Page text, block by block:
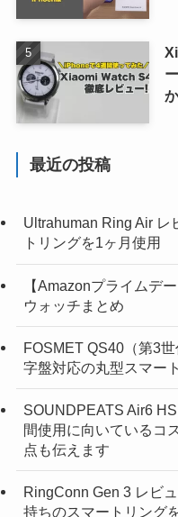
最近の投稿
Ultrahuman Ring Air レ
トリングを1ヶ月使用
【Amazonプライムデ
ウォッチまとめ
FOSMET QS40（第3
字盤対応の丸型スマー
SOUNDPEATS Air6
間使用に向いているコ
点も伝えます
RingConn Gen 3 レビ
持ちのスマートリング